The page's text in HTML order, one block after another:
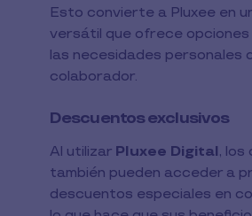
Esto convierte a Pluxee en
versátil que ofrece opciones
las necesidades personales
colaborador.
Descuentos exclusivos
Al utilizar Pluxee Digital, los
también pueden acceder a
descuentos especiales en